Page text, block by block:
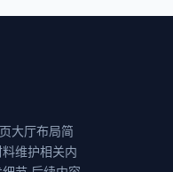
大厅布局简
维护相关内